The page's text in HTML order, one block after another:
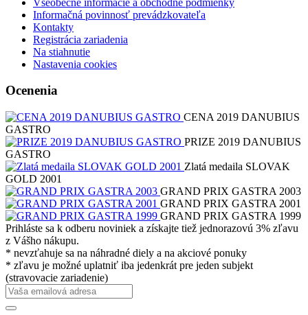
Informačná povinnosť prevádzkovateľa
Kontakty
Registrácia zariadenia
Na stiahnutie
Nastavenia cookies
Ocenenia
CENA 2019 DANUBIUS
GASTRO
PRIZE 2019 DANUBIUS
GASTRO
Zlatá medaila SLOVAK
GOLD 2001
GRAND PRIX GASTRA 2003
GRAND PRIX GASTRA 2001
GRAND PRIX GASTRA 1999
Prihláste sa k odberu noviniek a získajte tiež jednorazovú 3% zľavu
z Vášho nákupu.
* nevzťahuje sa na náhradné diely a na akciové ponuky
* zľavu je možné uplatniť iba jedenkrát pre jeden subjekt
(stravovacie zariadenie)